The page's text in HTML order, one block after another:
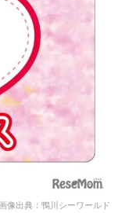
画像出典：鴨川シーワールド